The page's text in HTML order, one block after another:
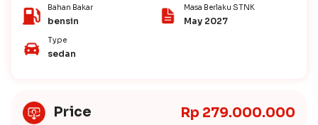
Bahan Bakar
bensin
Masa Berlaku STNK
May 2027
Type
sedan
Price Rp 279.000.000